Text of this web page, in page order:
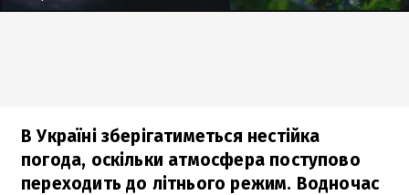
В Україні зберігатиметься нестійка
погода, оскільки атмосфера поступово
переходить до літнього режим. Водночас